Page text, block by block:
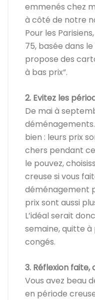
emmenés chez
à côté de notre
Pour les
75, basée dans
propose des
à bas prix”.
2. Evitez les
De mai à
bien : leurs prix
chers pendant
le pouvez,
creuse si vous
déménagement
prix sont aussi
L’idéal serait
semaine, quitte à
congés.
3. Réflexion faite,
Vous avez beau
en période